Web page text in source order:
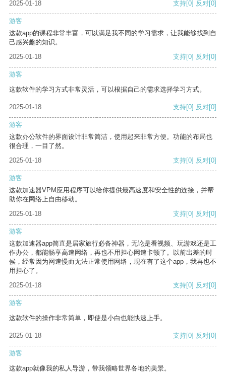
2025-01-18 支持[0] 反对[0]
游客
这款app的课程非常丰富，可以满足我不同的学习需求，让我能够找到自
己感兴趣的知识。
2025-01-18
支持[0] 反对[0]
游客
这款软件的学习方式非常灵活，可以根据自己的需求选择学习方式。
2025-01-18 支持[0] 反对[0]
游客
这款办公软件的界面设计非常简洁，使用起来非常方便。功能的布局也
很合理，一目了然。
2025-01-18
支持[0] 反对[0]
游客
这款加速器VPM应用程序可以给你提供最高速度和安全性的连接，并帮
助你在网络上自由移动。
2025-01-18
支持[0] 反对[0]
游客
这款加速器app简直是居家旅行必备神器，无论是看视频、玩游戏还是工
作办公，都能畅享高速网络，再也不用担心网速卡顿了。以前出差的时
候，经常因为网速慢而无法正常使用网络，现在有了这个app，我再也不
用担心了。
2025-01-18
支持[0] 反对[0]
游客
这款软件的操作非常简单，即使是小白也能快速上手。
2025-01-18 支持[0] 反对[0]
游客
这款app就像我的私人导游，带我领略世界各地的美景。